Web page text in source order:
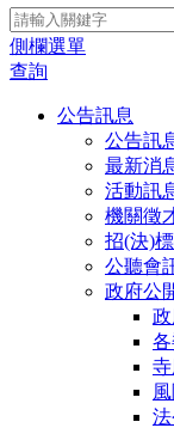
側欄選單
查詢
公告訊息
公告訊
最新消
活動訊
機關徵
招(決)
公聽會
政府公